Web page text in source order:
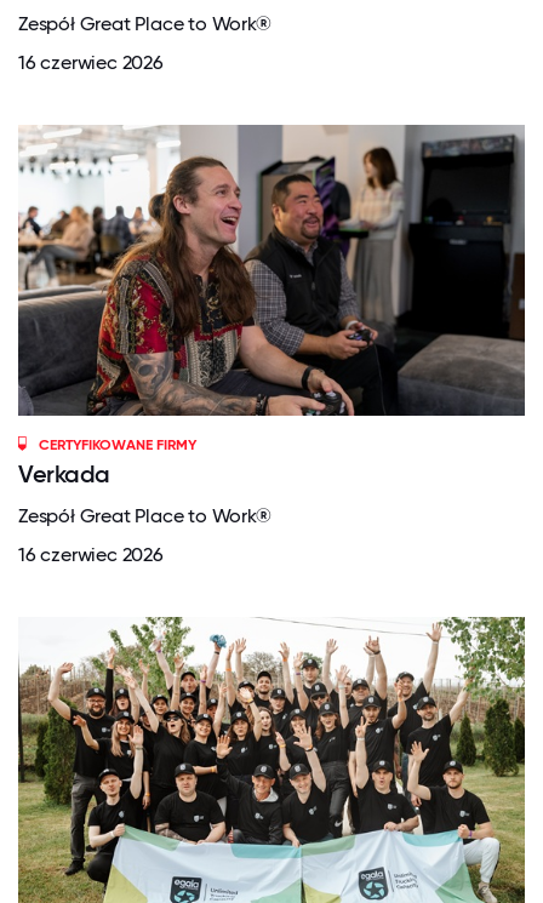
Zespół Great Place to Work®
16 czerwiec 2026
CERTYFIKOWANE FIRMY
Verkada
Zespół Great Place to Work®
16 czerwiec 2026